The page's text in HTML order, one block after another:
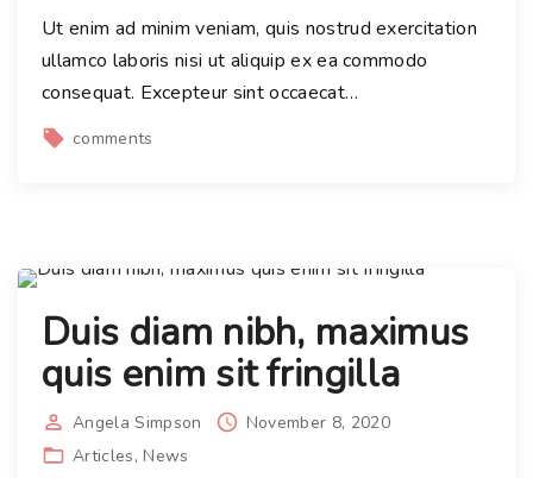
Ut enim ad minim veniam, quis nostrud exercitation
ullamco laboris nisi ut aliquip ex ea commodo
consequat. Excepteur sint occaecat…
comments
Duis diam nibh, maximus
quis enim sit fringilla
Angela Simpson
November 8, 2020
Articles News